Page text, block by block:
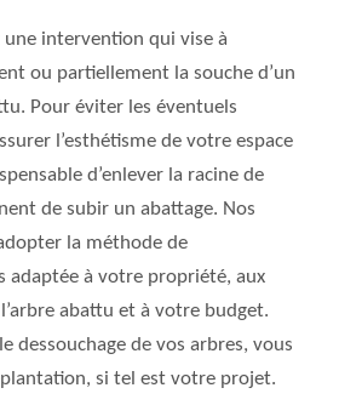
une intervention qui vise à
ou partiellement la souche d’un
Pour éviter les éventuels
l’esthétisme de votre espace
d’enlever la racine de
de subir un abattage. Nos
la méthode de
adaptée à votre propriété, aux
abattu et à votre budget.
dessouchage de vos arbres, vous
si tel est votre projet.